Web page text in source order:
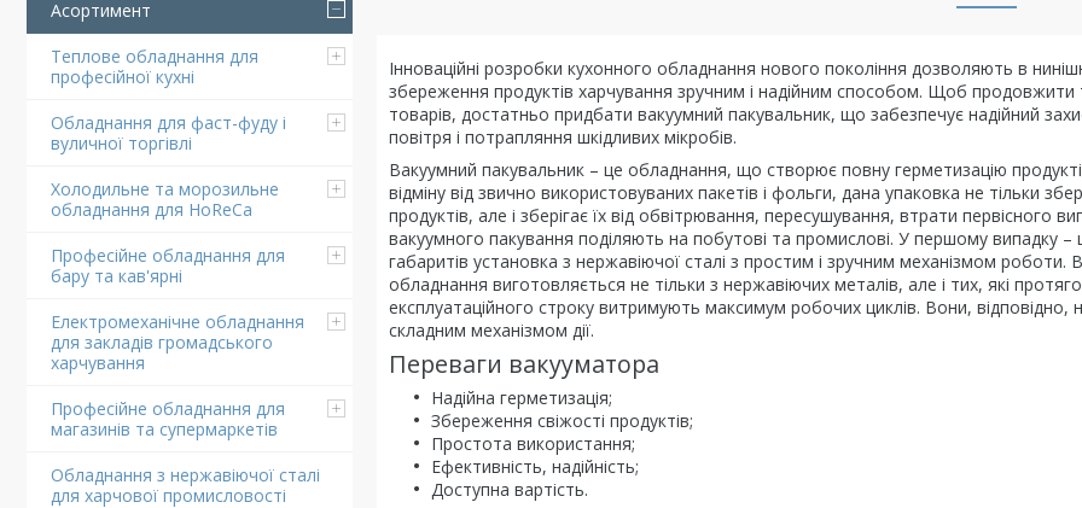
Асортимент
Теплове обладнання для
професійної кухні
Обладнання для фаст-фуду і
вуличної торгівлі
Холодильне та морозильне
обладнання для HoReCa
Професійне обладнання для
бару та кав'ярні
Електромеханічне обладнання
для закладів громадського
харчування
Професійне обладнання для
магазинів та супермаркетів
Обладнання з нержавіючої сталі
для харчової промисловості
Інноваційні розробки кухонного обладнання нового покоління дозволяють в
збереження продуктів харчування зручним і надійним способом. Щоб продовжити
товарів, достатньо придбати вакуумний пакувальник, що забезпечує надійний
повітря і потрапляння шкідливих мікробів.
Вакуумний пакувальник – це обладнання, що створює повну герметизацію
відміну від звично використовуваних пакетів і фольги, дана упаковка не тільки
продуктів, але і зберігає їх від обвітрювання, пересушування, втрати первісного
вакуумного пакування поділяють на побутові та промислові. У першому випадку –
габаритів установка з нержавіючої сталі з простим і зручним механізмом роботи.
обладнання виготовляється не тільки з нержавіючих металів, але і тих, які
експлуатаційного строку витримують максимум робочих циклів. Вони,
складним механізмом дії.
Переваги вакууматора
Надійна герметизація;
Збереження свіжості продуктів;
Простота використання;
Ефективність, надійність;
Доступна вартість.